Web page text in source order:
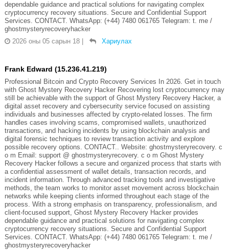
dependable guidance and practical solutions for navigating complex
cryptocurrency recovery situations. Secure and Confidential Support
Services. CONTACT. WhatsApp: (+44) 7480 061765 Telegram: t. me /
ghostmysteryrecoveryhacker
2026 оны 05 сарын 18
Хариулах
Frank Edward (15.236.41.219)
Professional Bitcoin and Crypto Recovery Services In 2026. Get in touch
with Ghost Mystery Recovery Hacker Recovering lost cryptocurrency may
still be achievable with the support of Ghost Mystery Recovery Hacker, a
digital asset recovery and cybersecurity service focused on assisting
individuals and businesses affected by crypto-related losses. The firm
handles cases involving scams, compromised wallets, unauthorized
transactions, and hacking incidents by using blockchain analysis and
digital forensic techniques to review transaction activity and explore
possible recovery options. CONTACT.. Website: ghostmysteryrecovery. c
o m Email: support @ ghostmysteryrecovery. c o m Ghost Mystery
Recovery Hacker follows a secure and organized process that starts with
a confidential assessment of wallet details, transaction records, and
incident information. Through advanced tracking tools and investigative
methods, the team works to monitor asset movement across blockchain
networks while keeping clients informed throughout each stage of the
process. With a strong emphasis on transparency, professionalism, and
client-focused support, Ghost Mystery Recovery Hacker provides
dependable guidance and practical solutions for navigating complex
cryptocurrency recovery situations. Secure and Confidential Support
Services. CONTACT. WhatsApp: (+44) 7480 061765 Telegram: t. me /
ghostmysteryrecoveryhacker